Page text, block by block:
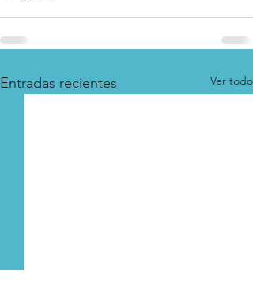
Entradas recientes Ver todo